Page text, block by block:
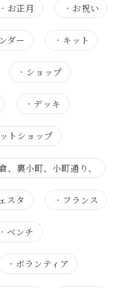
・ お正月 ・ お祝い
ダー ・ キット
・ ショップ
・ デッキ
トショップ
、裏小町、小町通り、
スタ ・ フランス
・ ベンチ
・ ボランティア